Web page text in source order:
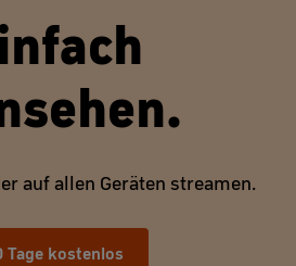
auf allen Geräten streamen.
Tage kostenlos